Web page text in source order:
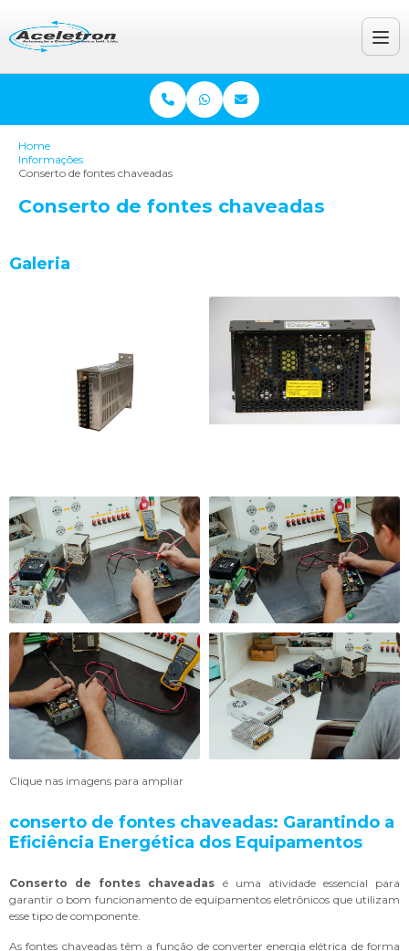
Home
Informações
Conserto de fontes chaveadas
Conserto de fontes chaveadas
Galeria
Clique nas imagens para ampliar
conserto de fontes chaveadas: Garantindo a
Eficiência Energética dos Equipamentos
Conserto de fontes chaveadas é uma atividade essencial para
garantir o bom funcionamento de equipamentos eletrônicos que utilizam
esse tipo de componente.
As fontes chaveadas têm a função de converter energia elétrica de forma